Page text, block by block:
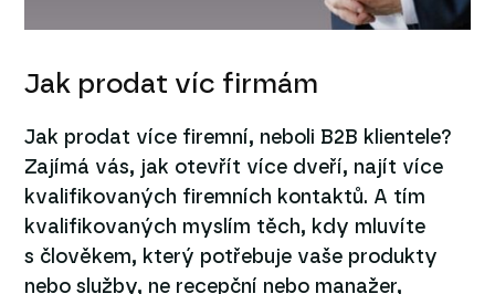
Jak prodat víc firmám
Jak prodat více firemní, neboli B2B klientele?
Zajímá vás, jak otevřít více dveří, najít více
kvalifikovaných firemních kontaktů. A tím
kvalifikovaných myslím těch, kdy mluvíte
s člověkem, který potřebuje vaše produkty
nebo služby, ne recepční nebo manažer,